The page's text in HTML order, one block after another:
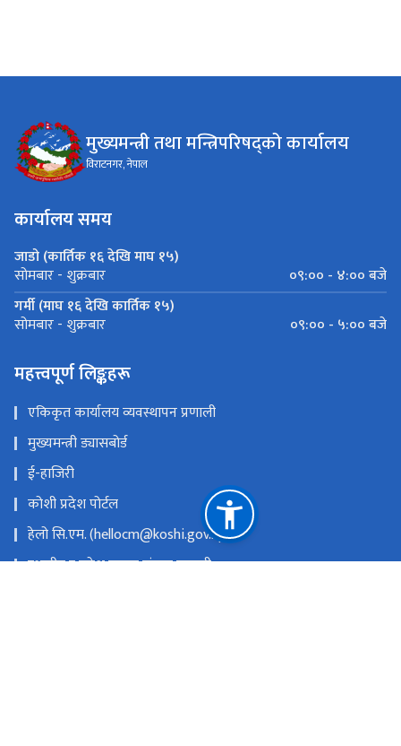
मुख्यमन्त्री तथा मन्त्रिपरिषद्को कार्यालय
विराटनगर, नेपाल
कार्यालय समय
जाडो (कार्तिक १६ देखि माघ १५)
सोमबार - शुक्रबार
०९:०० - ४:०० बजे
गर्मी (माघ १६ देखि कार्तिक १५)
सोमबार - शुक्रबार ०९:०० - ५:०० बजे
महत्त्वपूर्ण लिङ्कहरू
एकिकृत कार्यालय व्यवस्थापन प्रणाली
मुख्यमन्त्री ड्यासबोर्ड
ई-हाजिरी
कोशी प्रदेश पोर्टल
हेलो सि.एम. (hellocm@koshi.gov.np)
स्थानीय र प्रदेश सुचना संयन्त्र प्रणाली